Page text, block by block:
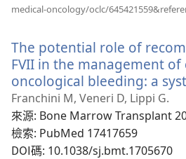
medical-oncology/oclc/
The potential role of
FVII in the management
oncological bleeding: a
Franchini M, Veneri D, Lippi G.
來源‎: Bone Marrow Transplant
檢索‎: PubMed 17417659
DOI碼‎: 10.1038/sj.bmt.1705670